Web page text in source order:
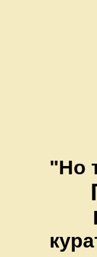
"Но